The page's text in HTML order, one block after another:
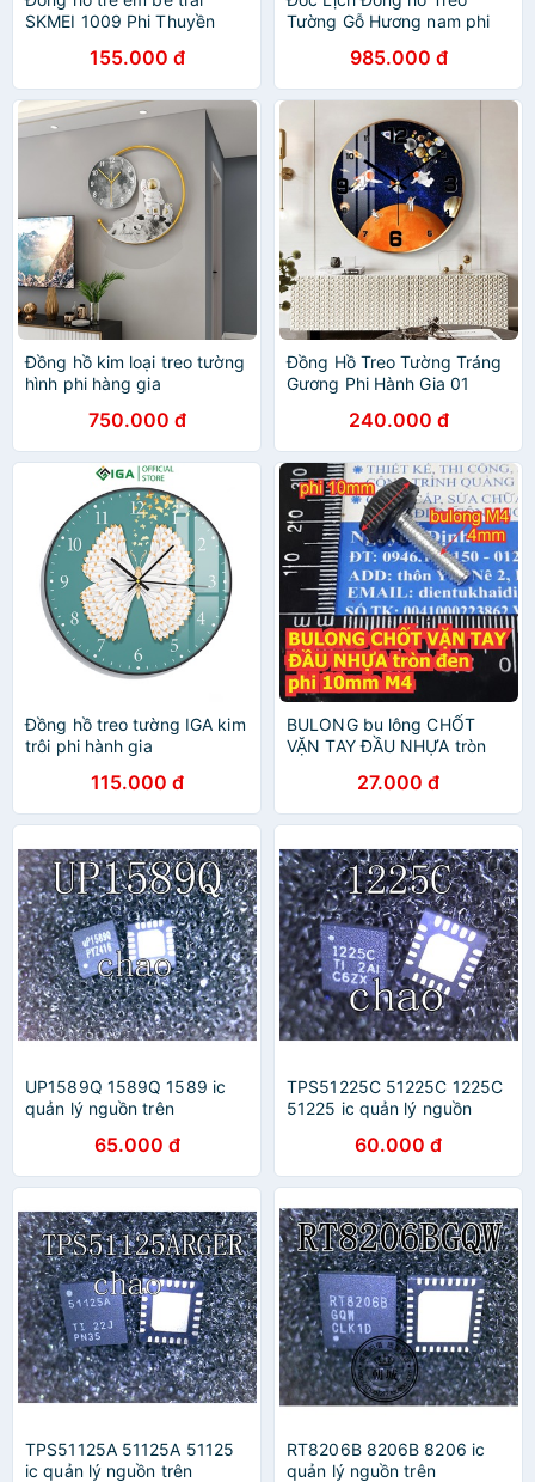
SKMEI 1009 Phi Thuyền
155.000 đ
Tường Gỗ Hương nam phi
985.000 đ
Đồng hồ kim loại treo tường
hình phi hàng gia
750.000 đ
Đồng Hồ Treo Tường Tráng
Gương Phi Hành Gia 01
240.000 đ
Đồng hồ treo tường IGA kim
trôi phi hành gia
115.000 đ
BULONG bu lông CHỐT
VẶN TAY ĐẦU NHỰA tròn
phi 4mm dài 8MM ~ 30MM
(GIÁ 10 CÁI cùng loại)
kde3972
27.000 đ
UP1589Q 1589Q 1589 ic
quản lý nguồn trên
65.000 đ
TPS51225C 51225C 1225C
51225 ic quản lý nguồn
60.000 đ
TPS51125A 51125A 51125
ic quản lý nguồn trên
RT8206B 8206B 8206 ic
quản lý nguồn trên